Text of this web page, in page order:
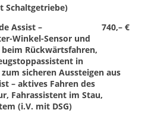
Schaltgetriebe)
740,– €
Assist –
Winkel-Sensor und
Rückwärtsfahren,
in
sicheren Aussteigen aus
– aktives Fahren des
Fahrassistent im Stau,
(i.V. mit DSG)